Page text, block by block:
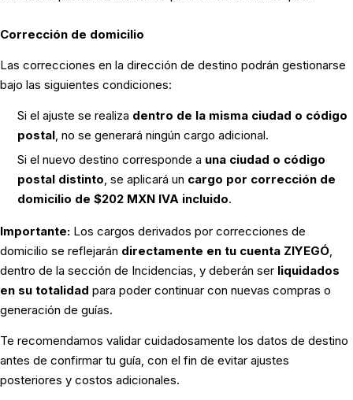
Corrección de domicilio
Las correcciones en la dirección de destino podrán gestionarse
bajo las siguientes condiciones:
Si el ajuste se realiza dentro de la misma ciudad o código
postal, no se generará ningún cargo adicional.
Si el nuevo destino corresponde a una ciudad o código
postal distinto, se aplicará un cargo por corrección de
domicilio de $202 MXN IVA incluido.
Importante: Los cargos derivados por correcciones de
domicilio se reflejarán directamente en tu cuenta ZIYEGÓ,
dentro de la sección de Incidencias, y deberán ser liquidados
en su totalidad para poder continuar con nuevas compras o
generación de guías.
Te recomendamos validar cuidadosamente los datos de destino
antes de confirmar tu guía, con el fin de evitar ajustes
posteriores y costos adicionales.